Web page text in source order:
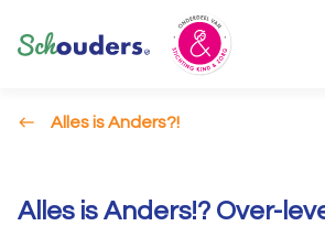
Alles is Anders?!
Alles is Anders!? Over-